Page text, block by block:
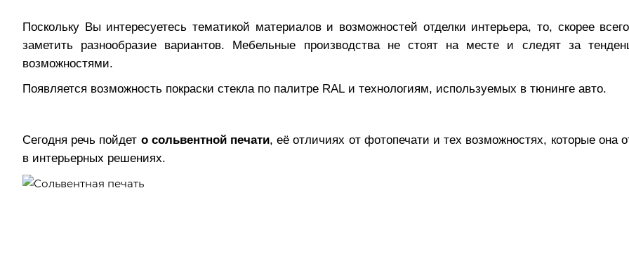
Поскольку Вы интересуетесь тематикой материалов и возможностей отделки интерьера, то, скорее
заметить разнообразие вариантов. Мебельные производства не стоят на месте и следят за
возможностями.
Появляется возможность покраски стекла по палитре RAL и технологиям, используемых в тюнинге авто.
Сегодня речь пойдет о сольвентной печати, её отличиях от фотопечати и тех возможностях, которые она
в интерьерных решениях.